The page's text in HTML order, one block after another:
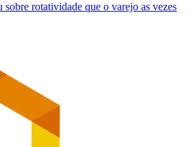
sobre rotatividade que o varejo as vezes